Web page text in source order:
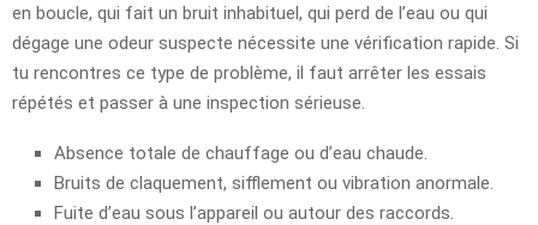
en boucle, qui fait un bruit inhabituel, qui perd de l’eau ou qui
dégage une odeur suspecte nécessite une vérification rapide. Si
tu rencontres ce type de problème, il faut arrêter les essais
répétés et passer à une inspection sérieuse.
Absence totale de chauffage ou d’eau chaude.
Bruits de claquement, sifflement ou vibration anormale.
Fuite d’eau sous l’appareil ou autour des raccords.